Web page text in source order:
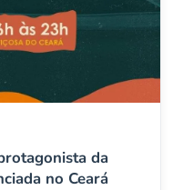
da
no Ceará